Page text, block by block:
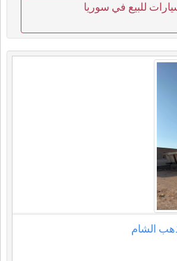
للبيع في سوريا
الشام